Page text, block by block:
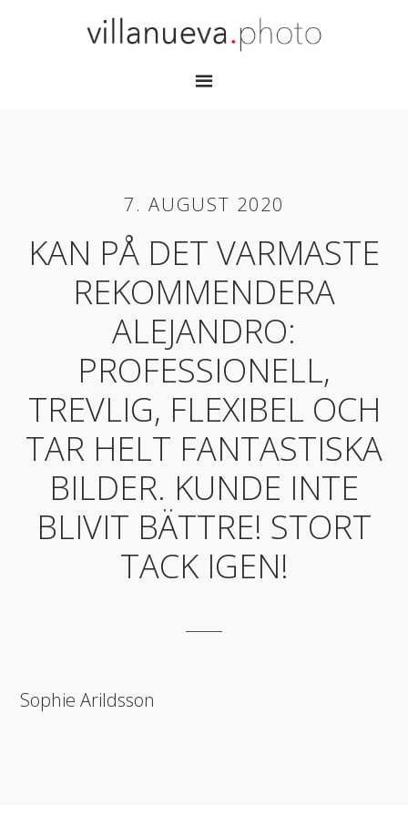
7. AUGUST 2020
KAN PÅ DET VARMASTE
REKOMMENDERA
ALEJANDRO:
PROFESSIONELL,
TREVLIG, FLEXIBEL OCH
TAR HELT FANTASTISKA
BILDER. KUNDE INTE
BLIVIT BÄTTRE! STORT
TACK IGEN!
Sophie Arildsson